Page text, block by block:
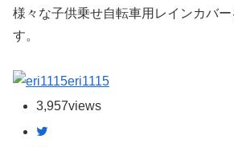
様々な子供乗せ自転車用レインカバ
す。
eri1115
3,957views